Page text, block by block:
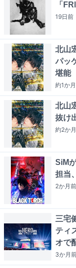
「
19日前
北山
パッ
堪能
約1か月
北山
抜け
約2か月
SiM
担当
2か月前
三宅
ティ
オで
3か月